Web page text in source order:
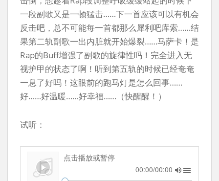
一段副歌又是一顿猛击……下一首应该可以有机会
反击吧，总不可能每一首都那么犀利吧库索……结
果第二轨副歌一出内脏就开始爆裂……马萨卡！是
Rap的Buff增强了副歌的旋律性吗！完全进入无
视护甲的状态了啊！听到第五轨的时候已经奄奄
一息了好吗！这眼前的跑马灯是怎么回事……
好……好温暖……好幸福……（快醒醒！）
试听：
点击播放或暂停
00:00/00:00